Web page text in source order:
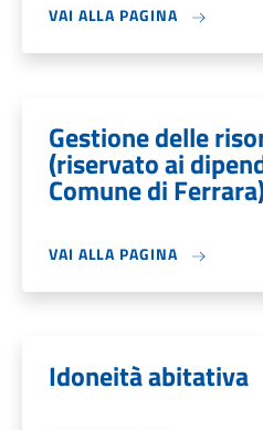
VAI ALLA PAGINA
Gestione delle
(riservato ai
Comune di
VAI ALLA PAGINA
Idoneità abitativa